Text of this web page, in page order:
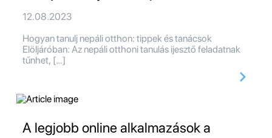
12.08.2023
Hogyan tanulj nepáli otthon: tippek és tanácsok
Elöljáróban: Az nepáli otthoni tanulás ijesztő feladatnak
tűnhet, […]
A legjobb online alkalmazások a